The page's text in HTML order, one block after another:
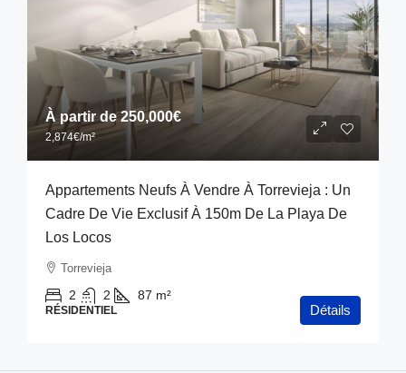
À partir de250,000€
2,874€/m²
Appartements Neufs À Vendre À Torrevieja : Un
Cadre De Vie Exclusif À 150m De La Playa De
Los Locos
Torrevieja
2 2 87 m²
RÉSIDENTIEL Détails